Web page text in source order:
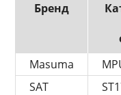
Бренд
Masuma
SAT